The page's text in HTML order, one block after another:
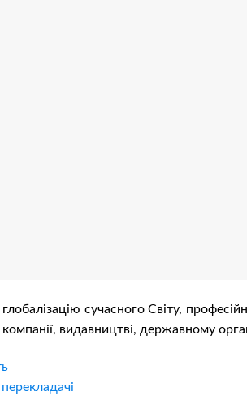
сучасного Світу,
компанії, видавництві, державному